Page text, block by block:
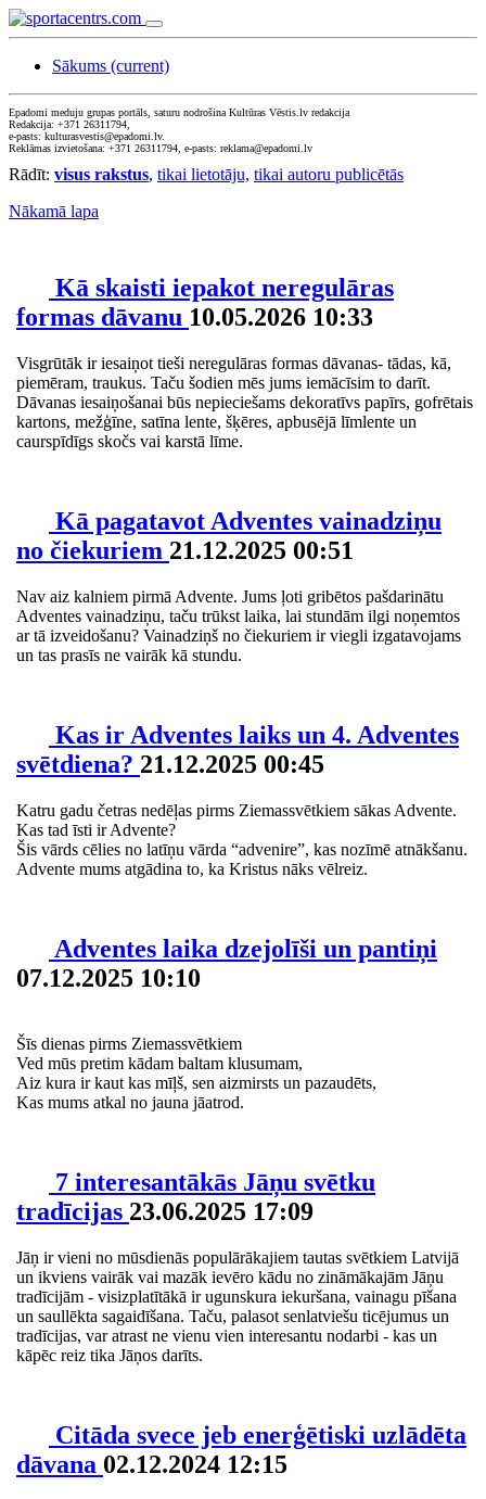
Sākums (current)
Epadomi meduju grupas portāls, saturu nodrošina Kultūras Vēstis.lv redakcija
Redakcija: +371 26311794,
e-pasts: kulturasvestis@epadomi.lv.
Reklāmas izvietošana: +371 26311794, e-pasts: reklama@epadomi.lv
Rādīt: visus rakstus, tikai lietotāju, tikai autoru publicētās
Nākamā lapa
Kā skaisti iepakot neregulāras
formas dāvanu 10.05.2026 10:33
Visgrūtāk ir iesaiņot tieši neregulāras formas dāvanas- tādas, kā,
piemēram, traukus. Taču šodien mēs jums iemācīsim to darīt.
Dāvanas iesaiņošanai būs nepieciešams dekoratīvs papīrs, gofrētais
kartons, mežģīne, satīna lente, šķēres, apbusējā līmlente un
caurspīdīgs skočs vai karstā līme.
Kā pagatavot Adventes vainadziņu
no čiekuriem 21.12.2025 00:51
Nav aiz kalniem pirmā Advente. Jums ļoti gribētos pašdarinātu
Adventes vainadziņu, taču trūkst laika, lai stundām ilgi noņemtos
ar tā izveidošanu? Vainadziņš no čiekuriem ir viegli izgatavojams
un tas prasīs ne vairāk kā stundu.
Kas ir Adventes laiks un 4. Adventes
svētdiena? 21.12.2025 00:45
Katru gadu četras nedēļas pirms Ziemassvētkiem sākas Advente.
Kas tad īsti ir Advente?
Šis vārds cēlies no latīņu vārda “advenire”, kas nozīmē atnākšanu.
Advente mums atgādina to, ka Kristus nāks vēlreiz.
Adventes laika dzejolīši un pantiņi
07.12.2025 10:10
Šīs dienas pirms Ziemassvētkiem
Ved mūs pretim kādam baltam klusumam,
Aiz kura ir kaut kas mīļš, sen aizmirsts un pazaudēts,
Kas mums atkal no jauna jāatrod.
7 interesantākās Jāņu svētku
tradīcijas 23.06.2025 17:09
Jāņ ir vieni no mūsdienās populārākajiem tautas svētkiem Latvijā
un ikviens vairāk vai mazāk ievēro kādu no zināmākajām Jāņu
tradīcijām - visizplatītākā ir ugunskura iekuršana, vainagu pīšana
un saullēkta sagaidīšana. Taču, palasot senlatviešu ticējumus un
tradīcijas, var atrast ne vienu vien interesantu nodarbi - kas un
kāpēc reiz tika Jāņos darīts.
Citāda svece jeb enerģētiski uzlādēta
dāvana 02.12.2024 12:15